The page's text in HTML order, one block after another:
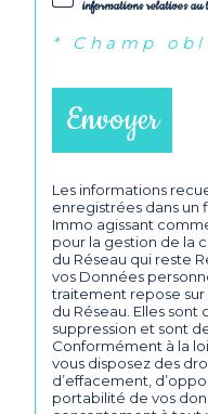
informations relatives au
* Champ
Envoyer
Les informations
enregistrées dans un
Immo agissant
pour la gestion de la
du Réseau qui reste
vos Données
traitement repose
du Réseau. Elles
suppression et sont
Conformément à la
vous disposez des
d’effacement,
portabilité de vos